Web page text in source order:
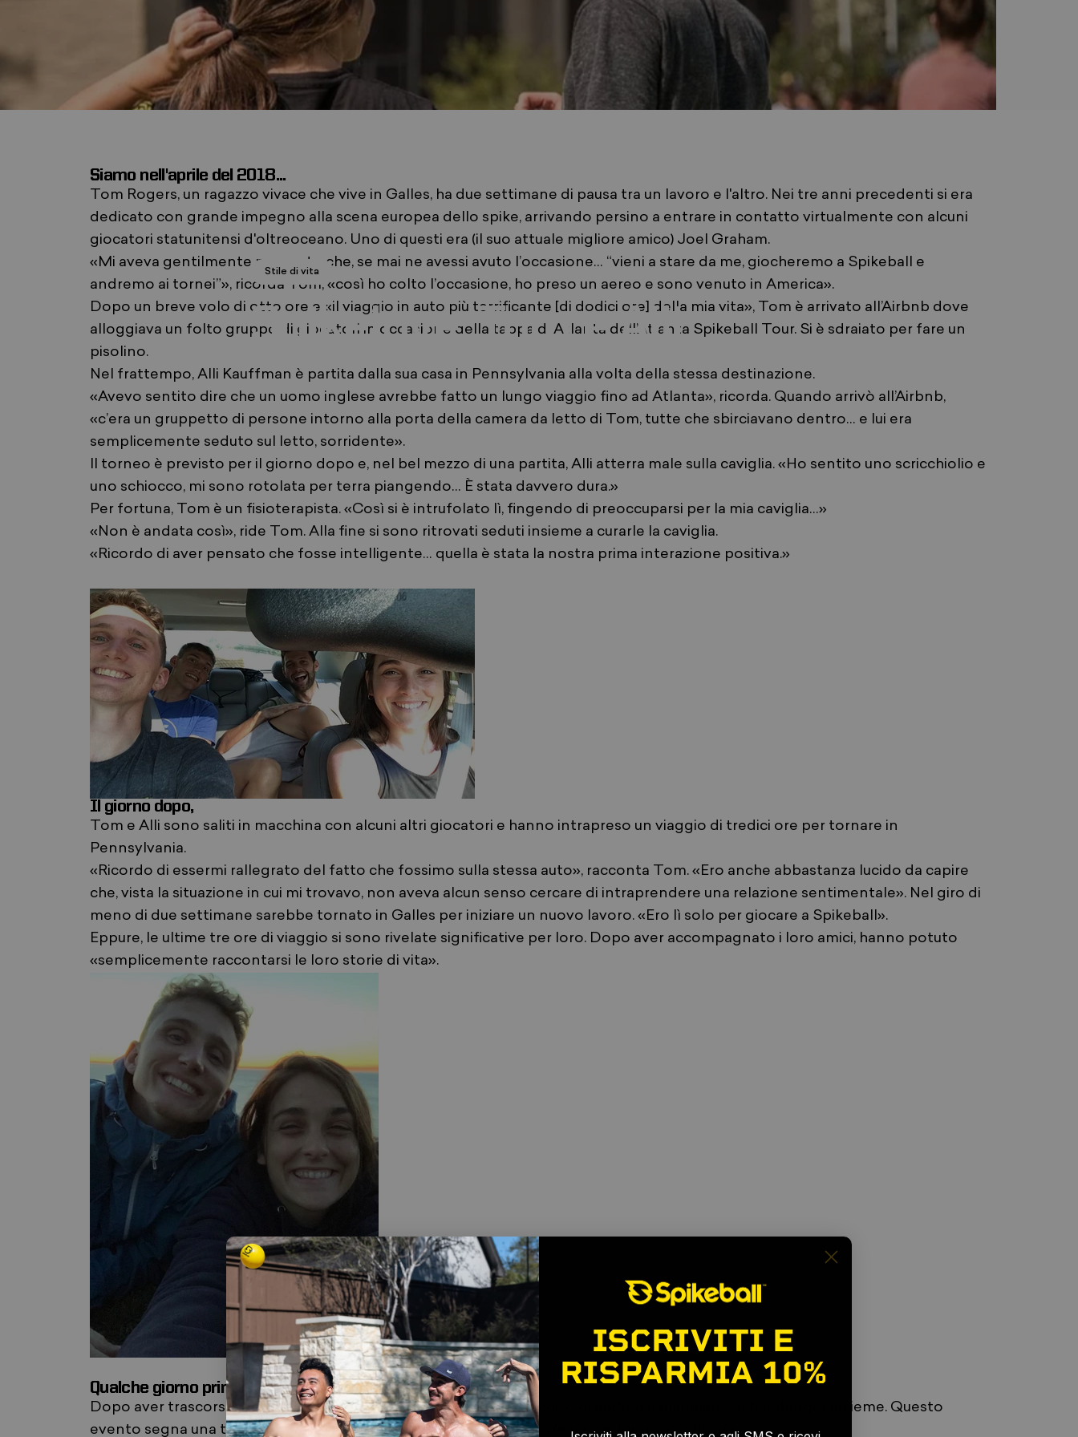
Stile di vita 14 febbraio 2023
Spikelove: Tom e Alli
Siamo nell'aprile del 2018...
Tom Rogers, un ragazzo vivace che vive in Galles, ha due settimane di pausa tra un lavoro e l'altro. Nei tre anni precedenti si era
dedicato con grande impegno alla scena europea dello spike, arrivando persino a entrare in contatto virtualmente con alcuni
giocatori statunitensi d'oltreoceano. Uno di questi era (il suo attuale migliore amico) Joel Graham.
«Mi aveva gentilmente proposto che, se mai ne avessi avuto l’occasione… “vieni a stare da me, giocheremo a Spikeball e
andremo ai tornei”», ricorda Tom, «così ho colto l’occasione, ho preso un aereo e sono venuto in America».
Dopo un breve volo di otto ore e «il viaggio in auto più terrificante [di dodici ore] della mia vita», Tom è arrivato all’Airbnb dove
alloggiava un folto gruppo di giocatori in occasione della tappa di Atlanta dell’Atlanta Spikeball Tour. Si è sdraiato per fare un
pisolino.
Nel frattempo, Alli Kauffman è partita dalla sua casa in Pennsylvania alla volta della stessa destinazione.
«Avevo sentito dire che un uomo inglese avrebbe fatto un lungo viaggio fino ad Atlanta», ricorda. Quando arrivò all’Airbnb,
«c’era un gruppetto di persone intorno alla porta della camera da letto di Tom, tutte che sbirciavano dentro… e lui era
semplicemente seduto sul letto, sorridente».
Il torneo è previsto per il giorno dopo e, nel bel mezzo di una partita, Alli atterra male sulla caviglia. «Ho sentito uno scricchiolio e
uno schiocco, mi sono rotolata per terra piangendo… È stata davvero dura.»
Per fortuna, Tom è un fisioterapista. «Così si è intrufolato lì, fingendo di preoccuparsi per la mia caviglia…»
«Non è andata così», ride Tom. Alla fine si sono ritrovati seduti insieme a curarle la caviglia.
«Ricordo di aver pensato che fosse intelligente… quella è stata la nostra prima interazione positiva.»
Il giorno dopo,
Tom e Alli sono saliti in macchina con alcuni altri giocatori e hanno intrapreso un viaggio di tredici ore per tornare in
Pennsylvania.
«Ricordo di essermi rallegrato del fatto che fossimo sulla stessa auto», racconta Tom. «Ero anche abbastanza lucido da capire
che, vista la situazione in cui mi trovavo, non aveva alcun senso cercare di intraprendere una relazione sentimentale». Nel giro di
meno di due settimane sarebbe tornato in Galles per iniziare un nuovo lavoro. «Ero lì solo per giocare a Spikeball».
Eppure, le ultime tre ore di viaggio si sono rivelate significative per loro. Dopo aver accompagnato i loro amici, hanno potuto
«semplicemente raccontarsi le loro storie di vita».
Qualche giorno prima che Tom dovesse partire,
Dopo aver trascorso del tempo con un gruppo di amici, hanno deciso di andare a mangiare un hamburger insieme. Questo
evento segna una tappa fondamentale nella loro relazione:L'incidente del formaggio filante.
ISCRIVITI E
RISPARMIA 10%